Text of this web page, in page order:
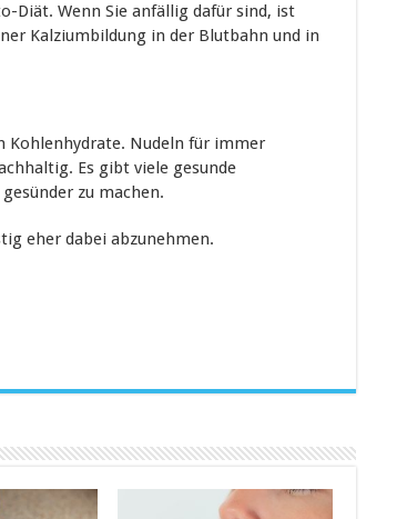
Diät. Wenn Sie anfällig dafür sind, ist
Kalziumbildung in der Blutbahn und in
Kohlenhydrate. Nudeln für immer
Es gibt viele gesunde
zu machen.
eher dabei abzunehmen.